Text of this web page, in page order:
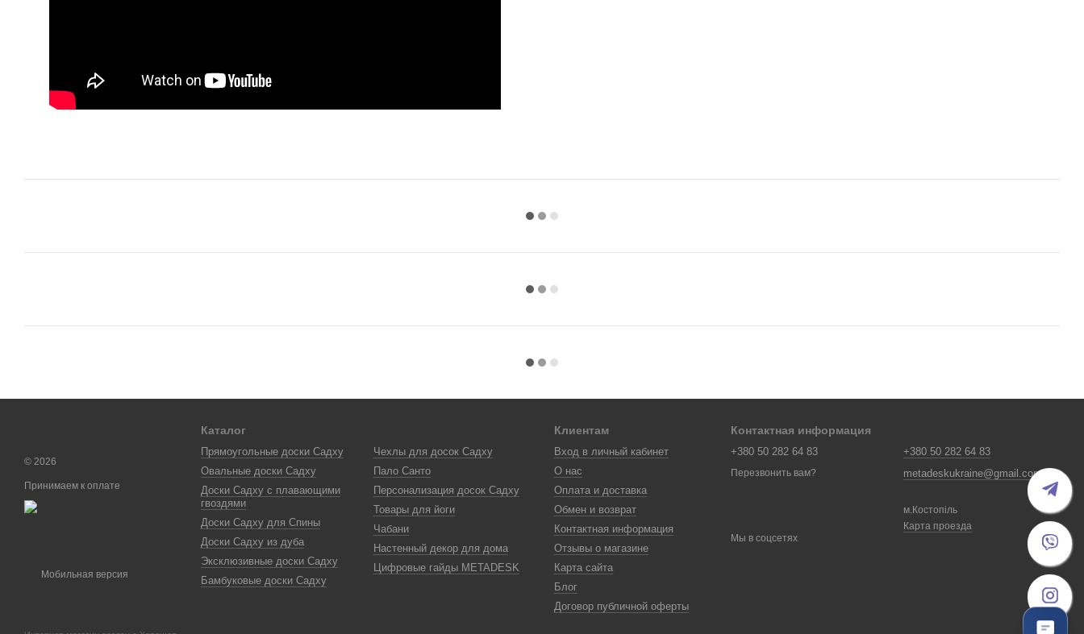
© 2026
Принимаем к оплате
Мобильная версия
Каталог
Прямоугольные доски Садху
Овальные доски Садху
Доски Садху с плавающими
гвоздями
Доски Садху для Спины
Доски Садху из дуба
Эксклюзивные доски Садху
Бамбуковые доски Садху
Чехлы для досок Садху
Пало Санто
Персонализация досок Садху
Товары для йоги
Чабани
Настенный декор для дома
Цифровые гайды METADESK
Клиентам
Вход в личный кабинет
О нас
Оплата и доставка
Обмен и возврат
Контактная информация
Отзывы о магазине
Карта сайта
Блог
Договор публичной оферты
Контактная информация
+380 50 282 64 83
Перезвонить вам?
+380 50 282 64 83
metadeskukraine@gmail.com
м.Костопіль
Карта проезда
Мы в соцсетях